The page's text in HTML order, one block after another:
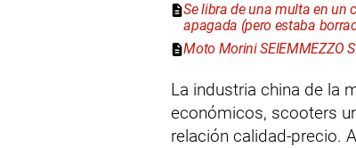
Se libra de una multa en un
apagada (pero estaba
Moto Morini SEIEMMEZZO
La industria china de la
económicos, scooters
relación calidad-precio.